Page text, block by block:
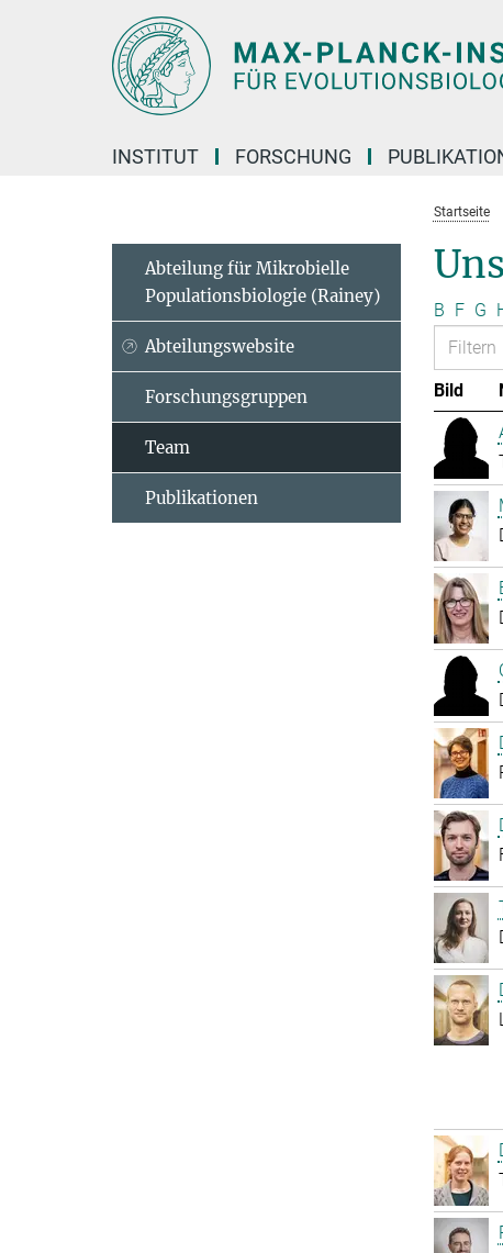
INSTITUT FORSCHUNG
Startseite
B F G
Bild
Abteilung für Mikrobielle
Populationsbiologie (Rainey)
Abteilungswebsite
Forschungsgruppen
Team
Publikationen